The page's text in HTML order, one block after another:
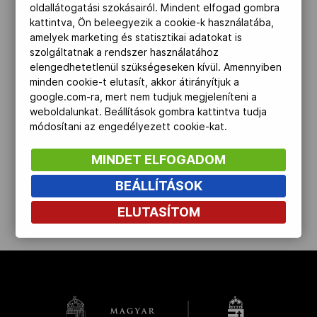
Kettőskarrier-program
NOB
Társszervezetek
OVEP
Adatbank
Művészetek Palotájában a július 24-én kezdődő
párizsi ötkarikás játékokon szereplő magyar
csapat. A Team Hungary-t köszöntötte Sulyok
Tamás köztársasági elnök, Schmidt Ádám
sportért felelős államtitkár és Gyulay Zsolt, a
Magyar Olimpiai Bizottság elnöke is. A MOB-
elnök bejelentette: a magyar zászlót a párizsi
olimpia megnyitóján a kézilabdázó Böde-Bíró
Blanka és a judós Tóth Krisztián fogja vinni.
oldallátogatási szokásairól. Mindent elfogad gombra
kattintva, Ön beleegyezik a cookie-k használatába,
amelyek marketing és statisztikai adatokat is
szolgáltatnak a rendszer használatához
elengedhetetlenül szükségeseken kívül. Amennyiben
minden cookie-t elutasít, akkor átirányítjuk a
google.com-ra, mert nem tudjuk megjeleníteni a
weboldalunkat. Beállítások gombra kattintva tudja
módosítani az engedélyezett cookie-kat.
MINDET ELFOGADOM
BEÁLLÍTÁSOK
ELUTASÍTOM